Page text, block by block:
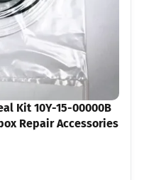
Kit 10Y-15-00000B
Repair Accessories